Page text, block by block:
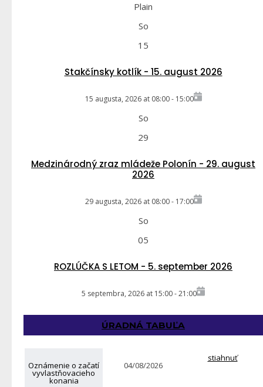
Plain
So
15
Stakčínsky kotlík - 15. august 2026
15 augusta, 2026 at 08:00- 15:00
So
29
Medzinárodný zraz mládeže Polonín - 29. august
2026
29 augusta, 2026 at 08:00- 17:00
So
05
ROZLÚČKA S LETOM - 5. september 2026
5 septembra, 2026 at 15:00-21:00
ÚRADNÁ TABUĽA
Oznámenie o začatí
vyvlastňovacieho
konania
04/08/2026
stiahnuť